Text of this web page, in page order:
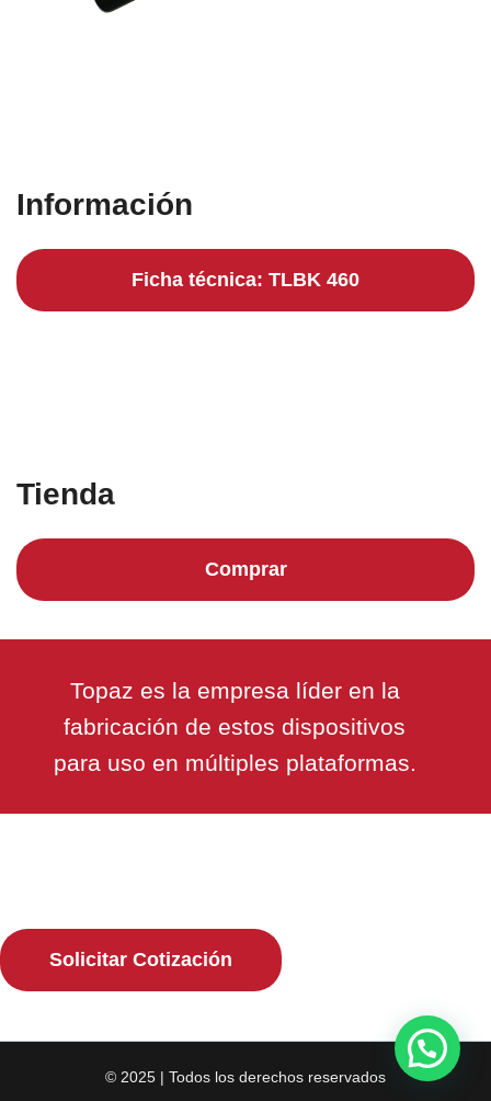
Información
Ficha técnica: TLBK 460
Tienda
Comprar
Topaz es la empresa líder en la
fabricación de estos dispositivos
para uso en múltiples plataformas.
Solicitar Cotización
© 2025 | Todos los derechos reservados